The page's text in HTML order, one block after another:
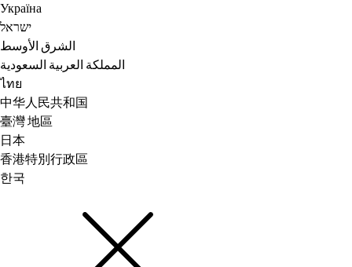
Україна
ישראל
الشرق الأوسط
المملكة العربية السعودية
ไทย
中华人民共和国
臺灣 地區
日本
香港特別行政區
한국